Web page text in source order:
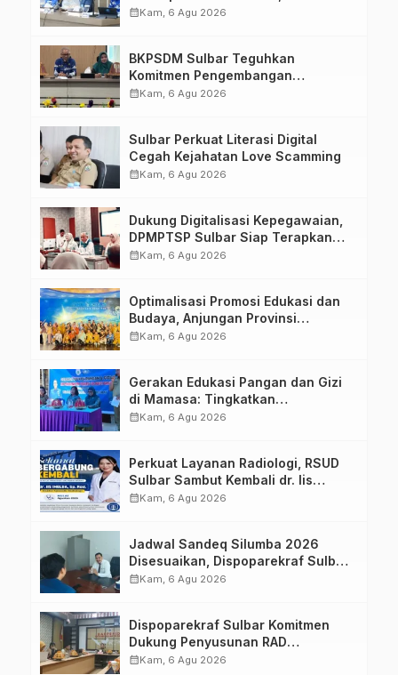
Upacara di Lapangan Ahmad
calendar_monthKam, 6 Agu 2026
BKPSDM Sulbar Teguhkan
Komitmen Pengembangan
Kompetensi ASN melalui
calendar_monthKam, 6 Agu 2026
Sulbar Perkuat Literasi Digital
Cegah Kejahatan Love Scamming
calendar_monthKam, 6 Agu 2026
Dukung Digitalisasi Kepegawaian,
DPMPTSP Sulbar Siap Terapkan
Aplikasi FLEKSI ASN
calendar_monthKam, 6 Agu 2026
Optimalisasi Promosi Edukasi dan
Budaya, Anjungan Provinsi
Sulawesi Barat Perkuat Kolaborasi
calendar_monthKam, 6 Agu 2026
Gerakan Edukasi Pangan dan Gizi
di Mamasa: Tingkatkan
Pengetahuan dan Keterampilan
calendar_monthKam, 6 Agu 2026
Perkuat Layanan Radiologi, RSUD
Sulbar Sambut Kembali dr. Iis
Imelda, Sp.Rad
calendar_monthKam, 6 Agu 2026
Jadwal Sandeq Silumba 2026
Disesuaikan, Dispoparekraf Sulbar
Pastikan Persiapan Tetap
calendar_monthKam, 6 Agu 2026
Dispoparekraf Sulbar Komitmen
Dukung Penyusunan RAD
TPB/SDGs Sulawesi Barat
calendar_monthKam, 6 Agu 2026